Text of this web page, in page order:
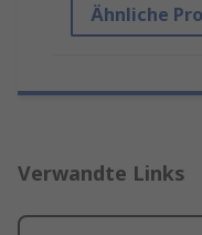
Ähnliche
Verwandte Links